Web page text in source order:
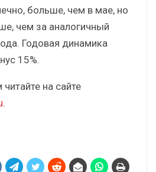
больше, чем в мае, но
чем за аналогичный
Годовая динамика
15%.
на сайте
.